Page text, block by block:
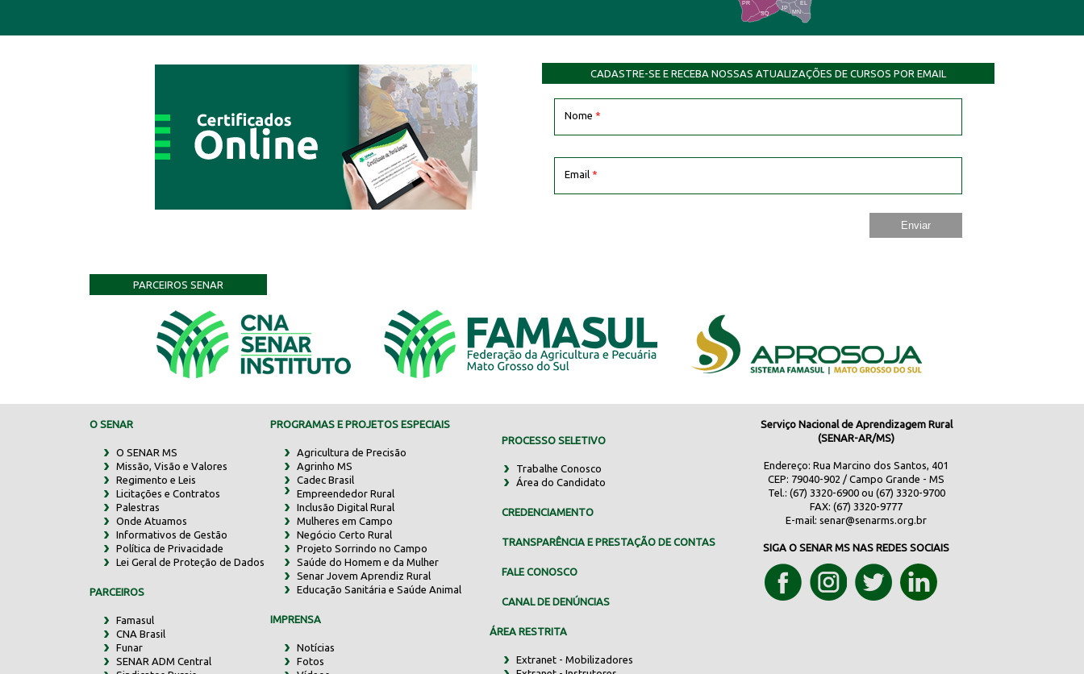
EL
JP
PR
SQ MN
CADASTRE-SE E RECEBA NOSSAS ATUALIZAÇÕES DE CURSOS POR EMAIL
Nome *
Email *
PARCEIROS SENAR
O SENAR
O SENAR MS
Missão, Visão e Valores
Regimento e Leis
Licitações e Contratos
Palestras
Onde Atuamos
Informativos de Gestão
Política de Privacidade
Lei Geral de Proteção de Dados
PARCEIROS
Famasul
CNA Brasil
Funar
SENAR ADM Central
PROGRAMAS E PROJETOS ESPECIAIS
Agricultura de Precisão
Agrinho MS
Cadec Brasil
Empreendedor Rural
Inclusão Digital Rural
Mulheres em Campo
Negócio Certo Rural
Projeto Sorrindo no Campo
Saúde do Homem e da Mulher
Senar Jovem Aprendiz Rural
Educação Sanitária e Saúde Animal
IMPRENSA
Notícias
Fotos
PROCESSO SELETIVO
Trabalhe Conosco
Área do Candidato
CREDENCIAMENTO
TRANSPARÊNCIA E PRESTAÇÃO DE CONTAS
FALE CONOSCO
CANAL DE DENÚNCIAS
ÁREA RESTRITA
Extranet - Mobilizadores
Serviço Nacional de Aprendizagem Rural
(SENAR-AR/MS)
Endereço: Rua Marcino dos Santos, 401
CEP: 79040-902 / Campo Grande - MS
Tel.: (67) 3320-6900 ou (67) 3320-9700
FAX: (67) 3320-9777
E-mail:senar@senarms.org.br
SIGA O SENAR MS NAS REDES SOCIAIS